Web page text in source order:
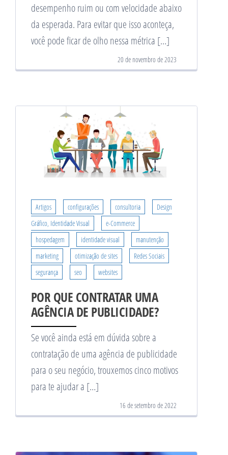
desempenho ruim ou com velocidade abaixo
da esperada. Para evitar que isso aconteça,
você pode ficar de olho nessa métrica […]
20 de novembro de 2023
Artigos configurações consultoria
Design
Gráfico, Identidade Visual
e-Commerce
hospedagem
identidade visual
manutenção
marketing
otimização de sites
Redes Sociais
segurança
seo websites
POR QUE CONTRATAR UMA
AGÊNCIA DE PUBLICIDADE?
Se você ainda está em dúvida sobre a
contratação de uma agência de publicidade
para o seu negócio, trouxemos cinco motivos
para te ajudar a […]
16 de setembro de 2022